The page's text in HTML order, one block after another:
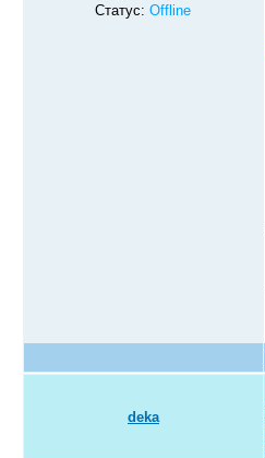
Статус:Offline
deka